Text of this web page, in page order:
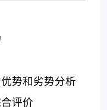
势和劣势分析
评价